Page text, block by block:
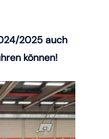
2025 auch
können!